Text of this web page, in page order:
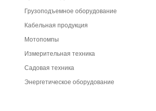
Грузоподъемное оборудование
Кабельная продукция
Мотопомпы
Измерительная техника
Садовая техника
Энергетическое оборудование